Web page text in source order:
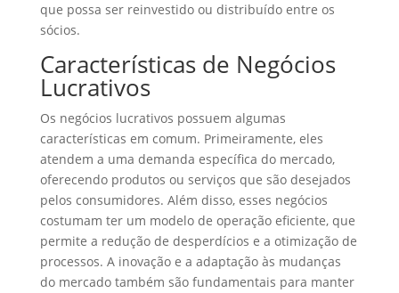
que possa ser reinvestido ou distribuído entre os
sócios.
Características de Negócios
Lucrativos
Os negócios lucrativos possuem algumas
características em comum. Primeiramente, eles
atendem a uma demanda específica do mercado,
oferecendo produtos ou serviços que são desejados
pelos consumidores. Além disso, esses negócios
costumam ter um modelo de operação eficiente, que
permite a redução de desperdícios e a otimização de
processos. A inovação e a adaptação às mudanças
do mercado também são fundamentais para manter